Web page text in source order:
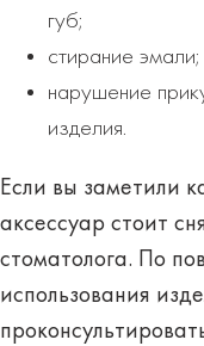
губ;
стирание эмали;
нарушение
изделия.
Если вы заметили
аксессуар стоит
стоматолога. По
использования